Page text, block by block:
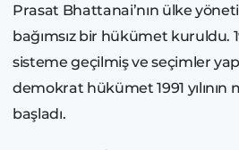
Prasat Bhattanai’nın ülke
bağımsız bir hükümet kuruldu.
sisteme geçilmiş ve seçimler
demokrat hükümet 1991 yılının
başladı.